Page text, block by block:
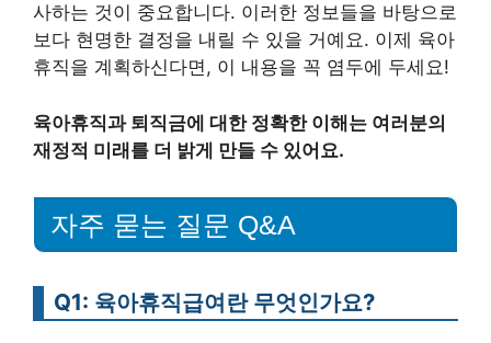
사하는 것이 중요합니다. 이러한 정보들을 바탕으로
보다 현명한 결정을 내릴 수 있을 거예요. 이제 육아
휴직을 계획하신다면, 이 내용을 꼭 염두에 두세요!
육아휴직과 퇴직금에 대한 정확한 이해는 여러분의
재정적 미래를 더 밝게 만들 수 있어요.
자주 묻는 질문 Q&A
Q1: 육아휴직급여란 무엇인가요?